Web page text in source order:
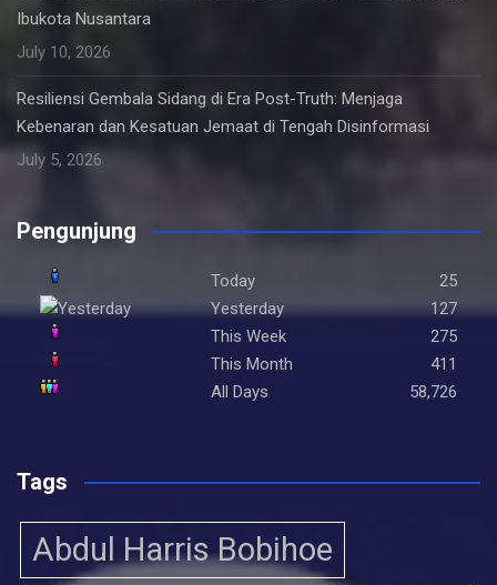
Ibukota Nusantara
July 10, 2026
Resiliensi Gembala Sidang di Era Post-Truth: Menjaga
Kebenaran dan Kesatuan Jemaat di Tengah Disinformasi
July 5, 2026
Pengunjung
Today
25
Yesterday
127
This Week
275
This Month
411
All Days
58,726
Tags
Abdul Harris Bobihoe